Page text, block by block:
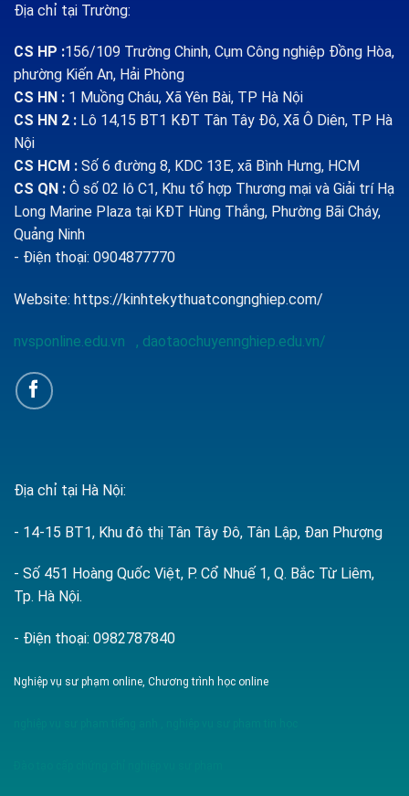
Địa chỉ tại Trường:
CS HP :156/109 Trường Chinh, Cụm Công nghiệp Đồng Hòa,
phường Kiến An, Hải Phòng
CS HN : 1 Muồng Cháu, Xã Yên Bài, TP Hà Nội
CS HN 2 : Lô 14,15 BT1 KĐT Tân Tây Đô, Xã Ô Diên, TP Hà
Nội
CS HCM : Số 6 đường 8, KDC 13E, xã Bình Hưng, HCM
CS QN : Ô số 02 lô C1, Khu tổ hợp Thương mại và Giải trí Hạ
Long Marine Plaza tại KĐT Hùng Thắng, Phường Bãi Cháy,
Quảng Ninh
- Điện thoại: 0904877770
Website: https://kinhtekythuatcongnghiep.com/
nvsponline.edu.vn , daotaochuyennghiep.edu.vn/
Địa chỉ tại Hà Nội:
- 14-15 BT1, Khu đô thị Tân Tây Đô, Tân Lập, Đan Phượng
- Số 451 Hoàng Quốc Việt, P. Cổ Nhuế 1, Q. Bắc Từ Liêm,
Tp. Hà Nội.
- Điện thoại: 0982787840
Nghiệp vụ sư phạm online, Chương trình học online